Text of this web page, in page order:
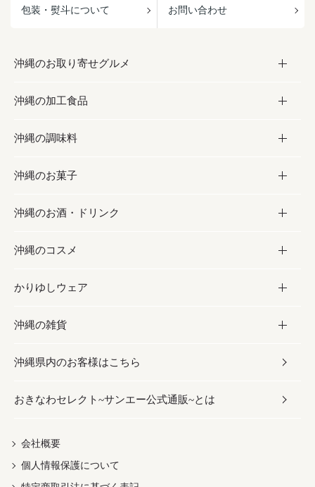
包装・熨斗について お問い合わせ
沖縄のお取り寄せグルメ
お取り寄せグルメ
フルーツ・野菜
お肉
海産物
沖縄の加工食品
加工食品
缶詰／パウチ
沖縄料理
沖縄そば／乾麺
レトルト食品
乾物／粉類
沖縄の調味料
調味料
砂糖／黒砂糖
塩
お酢／ドレッシング
しょうゆ
みそ
だし／スパイス／島唐辛子
沖縄のお菓子
お菓子
黒糖
ちんすこう
伝統菓子
スナック
おつまみ
紅芋
沖縄のお酒・ドリンク
お酒・ドリンク
泡盛
ビール・チューハイ
ワイン・ウィスキー・カクテル
ドリンク
茶葉
沖縄のコスメ
コスメ
スキンケア
ボディケア
ヘアケア
UVケア
かりゆしウェア
かりゆしウェア
メンズ
レディース
沖縄の雑貨
雑貨
沖縄ファッション
伝統工芸品
沖縄県内のお客様はこちら
おきなわセレクト~サンエー公式通販~とは
会社概要
個人情報保護について